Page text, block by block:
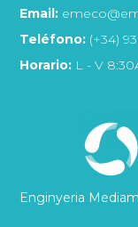
Enginyeria
Email:
Teléfono: (+34)
Horario: L - V